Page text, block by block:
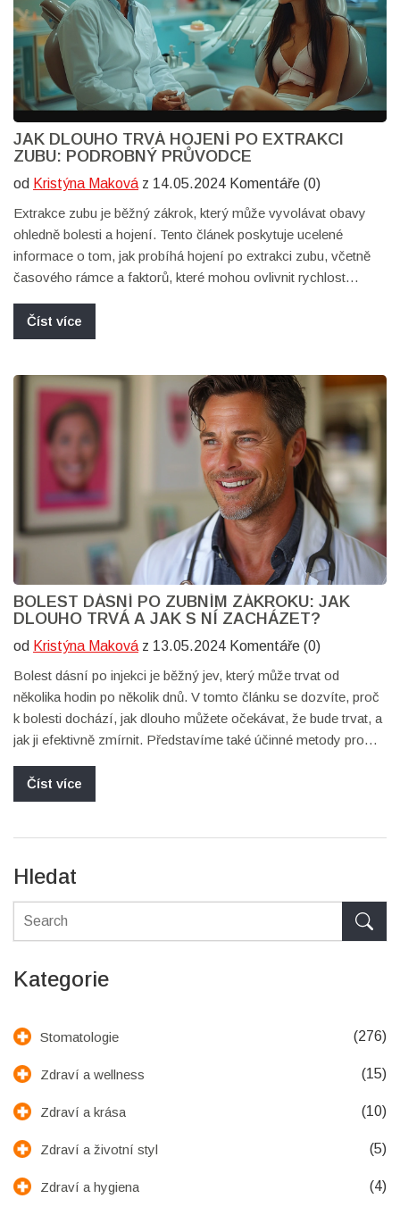
JAK DLOUHO TRVÁ HOJENÍ PO EXTRAKCI
ZUBU: PODROBNÝ PRŮVODCE
od Kristýna Maková z 14.05.2024 Komentáře (0)
Extrakce zubu je běžný zákrok, který může vyvolávat obavy
ohledně bolesti a hojení. Tento článek poskytuje ucelené
informace o tom, jak probíhá hojení po extrakci zubu, včetně
časového rámce a faktorů, které mohou ovlivnit rychlost
extrakci a vysvětluje, jak předejít možným komplikacím. Cílem
je pomoci čtenářům lépe se připravit na období po zákroku a
Číst více
BOLEST DÁSNÍ PO ZUBNÍM ZÁKROKU: JAK
DLOUHO TRVÁ A JAK S NÍ ZACHÁZET?
od Kristýna Maková z 13.05.2024 Komentáře (0)
Bolest dásní po injekci je běžný jev, který může trvat od
několika hodin po několik dnů. V tomto článku se dozvíte, proč
k bolesti dochází, jak dlouho můžete očekávat, že bude trvat, a
jak ji efektivně zmírnit. Představíme také účinné metody pro
dásněmi v budoucnu.
Číst více
Hledat
Kategorie
Stomatologie (276)
Zdraví a wellness (15)
Zdraví a krása (10)
Zdraví a životní styl (5)
Zdraví a hygiena (4)